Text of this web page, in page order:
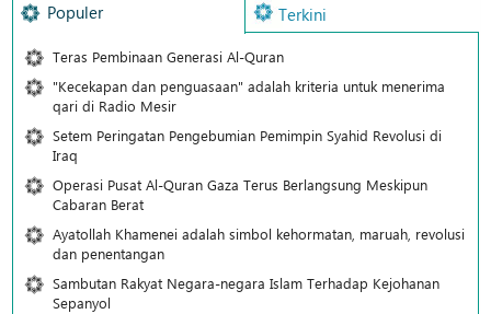
Populer Terkini
Teras Pembinaan Generasi Al-Quran
"Kecekapan dan penguasaan" adalah kriteria untuk menerima
qari di Radio Mesir
Setem Peringatan Pengebumian Pemimpin Syahid Revolusi di
Iraq
Operasi Pusat Al-Quran Gaza Terus Berlangsung Meskipun
Cabaran Berat
Ayatollah Khamenei adalah simbol kehormatan, maruah, revolusi
dan penentangan
Sambutan Rakyat Negara-negara Islam Terhadap Kejohanan
Sepanyol